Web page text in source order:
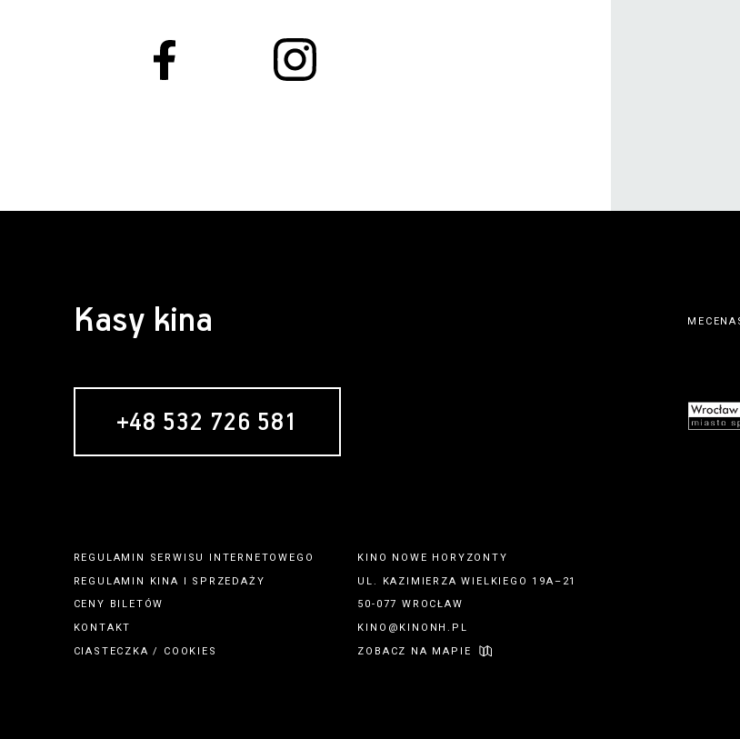
Kasy kina
+48 532 726 581
REGULAMIN SERWISU INTERNETOWEGO
REGULAMIN
KINA I SPRZEDAŻY
CENY BILETÓW
KONTAKT
CIASTECZKA / COOKIES
KINO NOWE HORYZONTY
UL. KAZIMIERZA WIELKIEGO 19A–21
50-077 WROCŁAW
KINO@KINONH.PL
ZOBACZ NA MAPIE